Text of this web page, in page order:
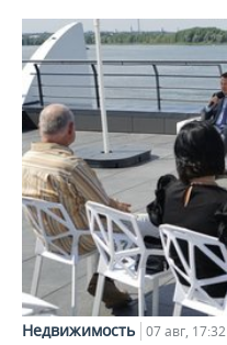
Недвижимость 07 авг, 17:32